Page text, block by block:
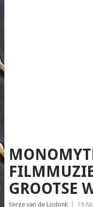
GROOTSE
Serge van de Lisdonk 19